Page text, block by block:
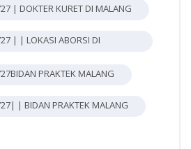
| DOKTER KURET DI MALANG
| | LOKASI ABORSI DI
PRAKTEK MALANG
| BIDAN PRAKTEK MALANG